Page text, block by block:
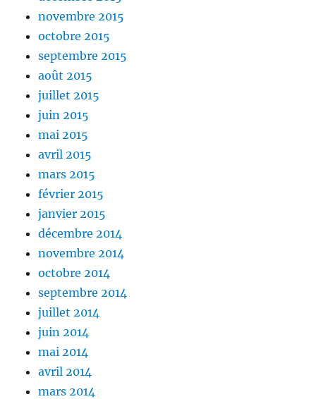
novembre 2015
octobre 2015
septembre 2015
août 2015
juillet 2015
juin 2015
mai 2015
avril 2015
mars 2015
février 2015
janvier 2015
décembre 2014
novembre 2014
octobre 2014
septembre 2014
juillet 2014
juin 2014
mai 2014
avril 2014
mars 2014